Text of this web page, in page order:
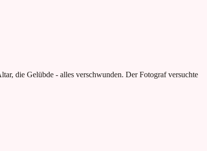
die Gelübde - alles verschwunden. Der Fotograf versuchte